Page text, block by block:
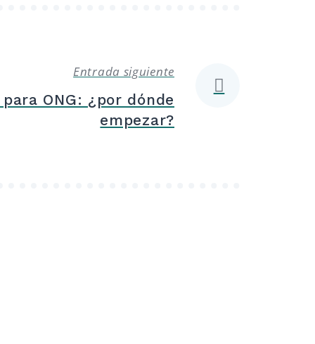
Entrada siguiente
ONG: ¿por dónde
empezar?